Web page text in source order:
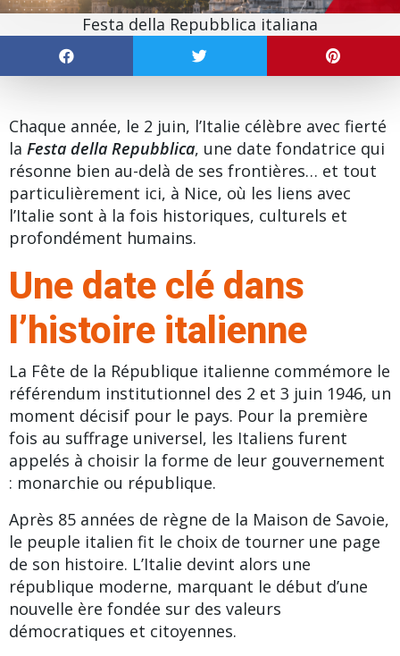
Festa della Repubblica italiana
Chaque année, le 2 juin, l’Italie célèbre avec fierté
la Festa della Repubblica, une date fondatrice qui
résonne bien au-delà de ses frontières… et tout
particulièrement ici, à Nice, où les liens avec
l’Italie sont à la fois historiques, culturels et
profondément humains.
Une date clé dans
l’histoire italienne
La Fête de la République italienne commémore le
référendum institutionnel des 2 et 3 juin 1946, un
moment décisif pour le pays. Pour la première
fois au suffrage universel, les Italiens furent
appelés à choisir la forme de leur gouvernement
: monarchie ou république.
Après 85 années de règne de la Maison de Savoie,
le peuple italien fit le choix de tourner une page
de son histoire. L’Italie devint alors une
république moderne, marquant le début d’une
nouvelle ère fondée sur des valeurs
démocratiques et citoyennes.